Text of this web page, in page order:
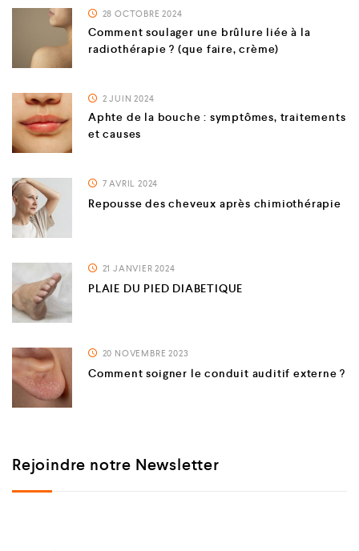
28 OCTOBRE 2024
Comment soulager une brûlure liée à la
radiothérapie ? (que faire, crème)
2 JUIN 2024
Aphte de la bouche : symptômes, traitements
et causes
7 AVRIL 2024
Repousse des cheveux après chimiothérapie
21 JANVIER 2024
PLAIE DU PIED DIABETIQUE
20 NOVEMBRE 2023
Comment soigner le conduit auditif externe ?
Rejoindre notre Newsletter